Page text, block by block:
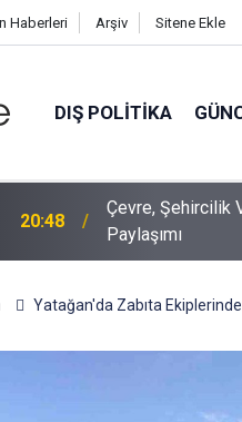
Haberleri Arşiv Sitene Ekle
DIŞ POLITIKA
20:48
Çevre, Şehircilik
Paylaşımı
Yatağan'da Zabıta